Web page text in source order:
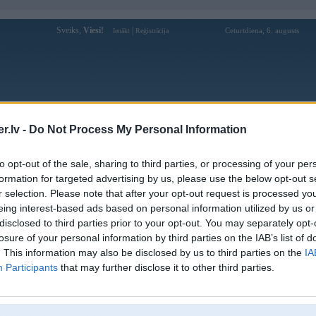
- Do Not Process My Personal Information
opt-out of the sale, sharing to third parties, or processing of your
for targeted advertising by us, please use the below opt-out
selection. Please note that after your opt-out request is processed
interest-based ads based on personal information utilized by us
to third parties prior to your opt-out. You may separately
of your personal information by third parties on the IAB’s list of
This information may also be disclosed by us to third parties on the
Participants that may further disclose it to other third parties.
Sveiks, Viesi! Ienākt Reģistrācija Ceturtdiena, 6. augusts
Forums Galerijas Reģistrācija Lietotāji
Lietotāja Raimonis profils
Pēdējo reizi manīts: 16. Mar 2022, 23:51
Lietotājvārds:
Raimonis
Ziņojumi forumā:
6
[Pēdējie ziņojumi forumā]